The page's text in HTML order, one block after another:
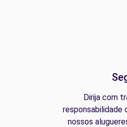
Dirija com
responsabilidade
nossos